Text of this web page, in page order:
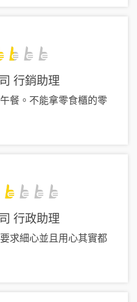
行銷助理
餐。不能拿零食櫃的零
行政助理
求細心並且用心其實都